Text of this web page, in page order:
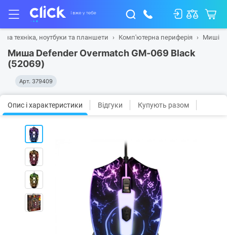
техніка, ноутбуки та планшети Комп'ютерна периферія Миші
Миша Defender Overmatch GM-069 Black
(52069)
Арт. 379409
Опис і характеристики Відгуки Купують разом